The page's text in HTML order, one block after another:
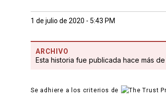
1 de julio de 2020 - 5:43 PM
ARCHIVO
Esta historia fue publicada hace más
Se adhiere a los criterios de